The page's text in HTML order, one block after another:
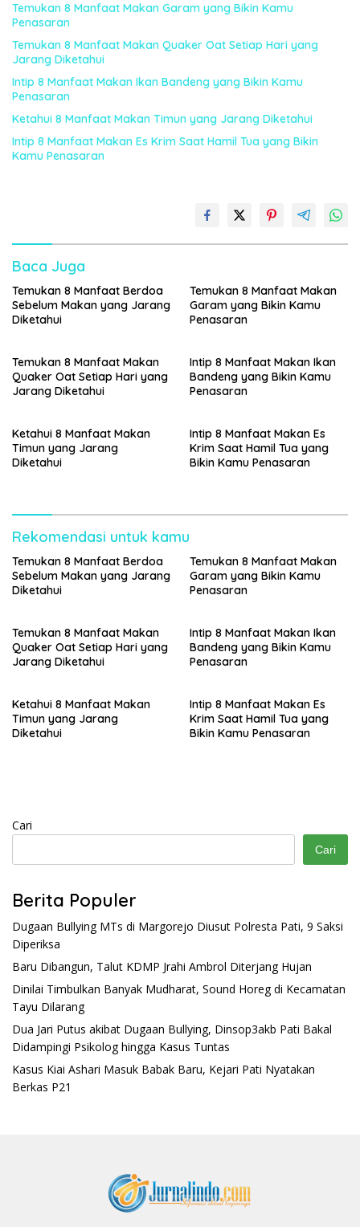
Temukan 8 Manfaat Makan Garam yang Bikin Kamu
Penasaran
Temukan 8 Manfaat Makan Quaker Oat Setiap Hari yang
Jarang Diketahui
Intip 8 Manfaat Makan Ikan Bandeng yang Bikin Kamu
Penasaran
Ketahui 8 Manfaat Makan Timun yang Jarang Diketahui
Intip 8 Manfaat Makan Es Krim Saat Hamil Tua yang Bikin
Kamu Penasaran
Baca Juga
Temukan 8 Manfaat Berdoa
Sebelum Makan yang Jarang
Diketahui
Temukan 8 Manfaat Makan
Garam yang Bikin Kamu
Penasaran
Temukan 8 Manfaat Makan
Quaker Oat Setiap Hari yang
Jarang Diketahui
Intip 8 Manfaat Makan Ikan
Bandeng yang Bikin Kamu
Penasaran
Ketahui 8 Manfaat Makan
Timun yang Jarang
Diketahui
Intip 8 Manfaat Makan Es
Krim Saat Hamil Tua yang
Bikin Kamu Penasaran
Rekomendasi untuk kamu
Temukan 8 Manfaat Berdoa
Sebelum Makan yang Jarang
Diketahui
Temukan 8 Manfaat Makan
Garam yang Bikin Kamu
Penasaran
Temukan 8 Manfaat Makan
Quaker Oat Setiap Hari yang
Jarang Diketahui
Intip 8 Manfaat Makan Ikan
Bandeng yang Bikin Kamu
Penasaran
Ketahui 8 Manfaat Makan
Timun yang Jarang
Diketahui
Intip 8 Manfaat Makan Es
Krim Saat Hamil Tua yang
Bikin Kamu Penasaran
Cari
Cari
Berita Populer
Dugaan Bullying MTs di Margorejo Diusut Polresta Pati, 9 Saksi
Diperiksa
Baru Dibangun, Talut KDMP Jrahi Ambrol Diterjang Hujan
Dinilai Timbulkan Banyak Mudharat, Sound Horeg di Kecamatan
Tayu Dilarang
Dua Jari Putus akibat Dugaan Bullying, Dinsop3akb Pati Bakal
Didampingi Psikolog hingga Kasus Tuntas
Kasus Kiai Ashari Masuk Babak Baru, Kejari Pati Nyatakan
Berkas P21